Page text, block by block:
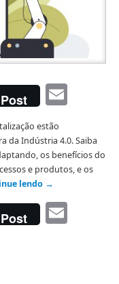
Post
estão
da Indústria 4.0. Saiba
os benefícios do
e produtos, e os
lendo →
Post